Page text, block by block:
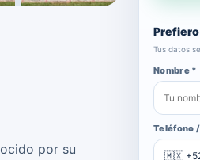
por su
Tus datos
Nombre *
Teléfono